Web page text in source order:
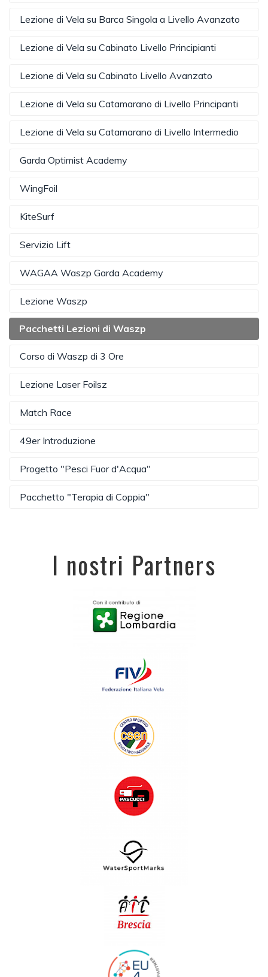
Lezione di Vela su Barca Singola a Livello Avanzato
Lezione di Vela su Cabinato Livello Principianti
Lezione di Vela su Cabinato Livello Avanzato
Lezione di Vela su Catamarano di Livello Principanti
Lezione di Vela su Catamarano di Livello Intermedio
Garda Optimist Academy
WingFoil
KiteSurf
Servizio Lift
WAGAA Waszp Garda Academy
Lezione Waszp
Pacchetti Lezioni di Waszp
Corso di Waszp di 3 Ore
Lezione Laser Foilsz
Match Race
49er Introduzione
Progetto "Pesci Fuor d'Acqua"
Pacchetto "Terapia di Coppia"
I nostri Partners